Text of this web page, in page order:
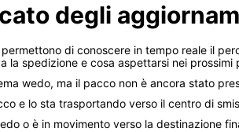
degli
di conoscere in tempo reale il
spedizione e cosa aspettarsi nei prossimi
wedo, ma il pacco non è ancora stato
e lo sta trasportando verso il centro di
o è in movimento verso la destinazione